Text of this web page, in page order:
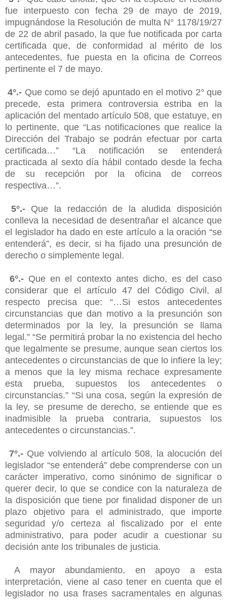
fue interpuesto con fecha 29 de mayo de 2019,
impugnándose la Resolución de multa N° 1178/19/27
de 22 de abril pasado, la que fue notificada por carta
certificada que, de conformidad al mérito de los
antecedentes, fue puesta en la oficina de Correos
pertinente el 7 de mayo.
4°.- Que como se dejó apuntado en el motivo 2° que
precede, esta primera controversia estriba en la
aplicación del mentado artículo 508, que estatuye, en
lo pertinente, que “Las notificaciones que realice la
Dirección del Trabajo se podrán efectuar por carta
certificada…” “La notificación se entenderá
practicada al sexto día hábil contado desde la fecha
de su recepción por la oficina de correos
respectiva…”.
5°.-Que la redacción de la aludida disposición
conlleva la necesidad de desentrañar el alcance que
el legislador ha dado en este artículo a la oración “se
entenderá”, es decir, si ha fijado una presunción de
derecho o simplemente legal.
6°.- Que en el contexto antes dicho, es del caso
considerar que el artículo 47 del Código Civil, al
respecto precisa que: “…Si estos antecedentes
circunstancias que dan motivo a la presunción son
determinados por la ley, la presunción se llama
legal.” “Se permitirá probar la no existencia del hecho
que legalmente se presume, aunque sean ciertos los
antecedentes o circunstancias de que lo infiere la ley;
a menos que la ley misma rechace expresamente
esta prueba, supuestos los antecedentes o
circunstancias.” “Si una cosa, según la expresión de
la ley, se presume de derecho, se entiende que es
inadmisible la prueba contraria, supuestos los
antecedentes o circunstancias.”.
7°.-Que volviendo al artículo 508, la alocución del
legislador “se entenderá” debe comprenderse con un
carácter imperativo, como sinónimo de significar o
querer decir, lo que se condice con la naturaleza de
la disposición que tiene por finalidad disponer de un
plazo objetivo para el administrado, que importe
seguridad y/o certeza al fiscalizado por el ente
administrativo, para poder acudir a cuestionar su
decisión ante los tribunales de justicia.
A mayor abundamiento, en apoyo a esta
interpretación, viene al caso tener en cuenta que el
legislador no usa frases sacramentales en algunas